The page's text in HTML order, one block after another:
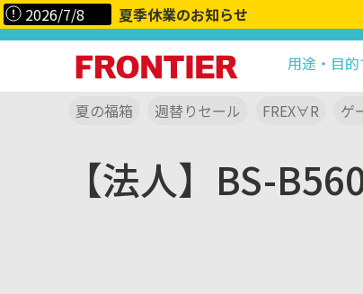
2026/7/8 夏季休業のお知らせ
用途・目
夏の福箱 週替りセール FREX∀R ゲ
【法人】BS-